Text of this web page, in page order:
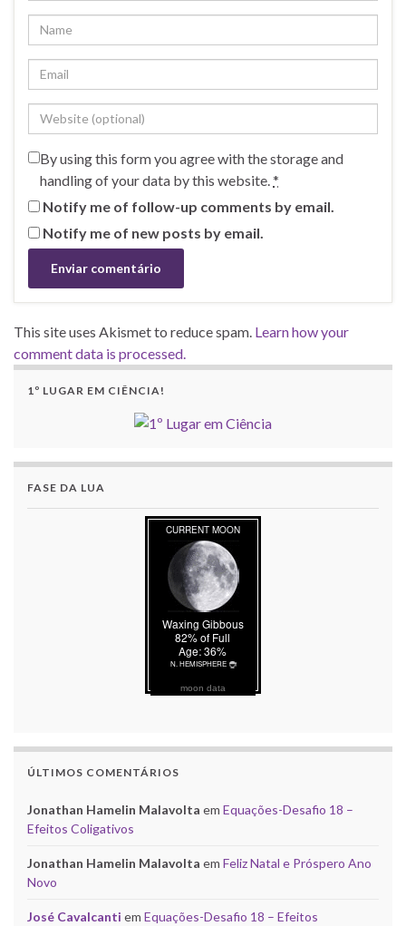
By using this form you agree with the storage and
handling of your data by this website.*
Notify me of follow-up comments by email.
Notify me of new posts by email.
This site uses Akismet to reduce spam. Learn how your
comment data is processed.
1º LUGAR EM CIÊNCIA!
FASE DA LUA
moon data
ÚLTIMOS COMENTÁRIOS
Jonathan Hamelin Malavolta em Equações-Desafio 18 –
Efeitos Coligativos
Jonathan Hamelin Malavolta em Feliz Natal e Próspero Ano
Novo
José Cavalcanti em Equações-Desafio 18 – Efeitos